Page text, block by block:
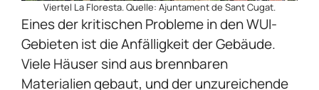
Viertel La Floresta. Quelle: Ajuntament de Sant Cugat.
Eines der kritischen Probleme in den WUI-
Gebieten ist die Anfälligkeit der Gebäude.
Viele Häuser sind aus brennbaren
Materialien gebaut, und der unzureichende